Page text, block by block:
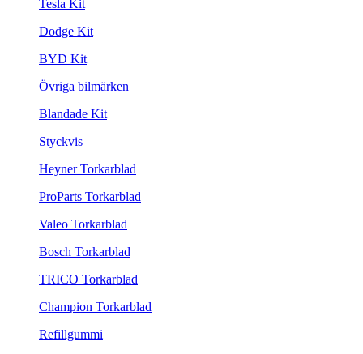
Tesla Kit
Dodge Kit
BYD Kit
Övriga bilmärken
Blandade Kit
Styckvis
Heyner Torkarblad
ProParts Torkarblad
Valeo Torkarblad
Bosch Torkarblad
TRICO Torkarblad
Champion Torkarblad
Refillgummi